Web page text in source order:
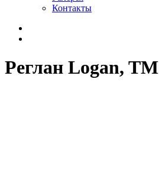
Контакты
Реглан Logan,